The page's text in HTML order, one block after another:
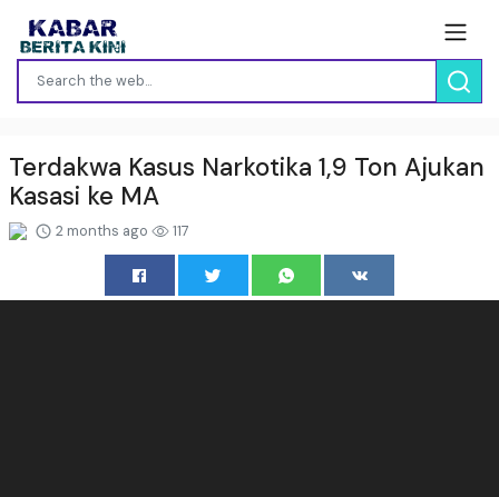
Terdakwa Kasus Narkotika 1,9 Ton Ajukan
Kasasi ke MA
2 months ago 117